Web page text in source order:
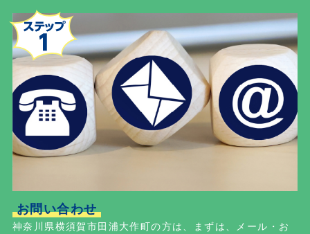
お問い合わせ
神奈川県横須賀市田浦大作町の方は、まずは、メール・お